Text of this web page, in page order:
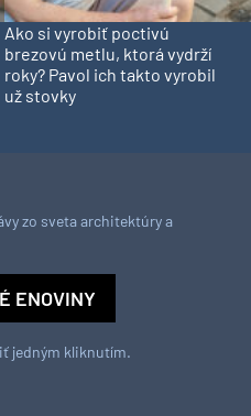
Ako si vyrobiť poctivú
brezovú metlu, ktorá vydrží
roky? Pavol ich takto vyrobil
už stovky
zo sveta architektúry a
ENOVINY
jedným kliknutím.